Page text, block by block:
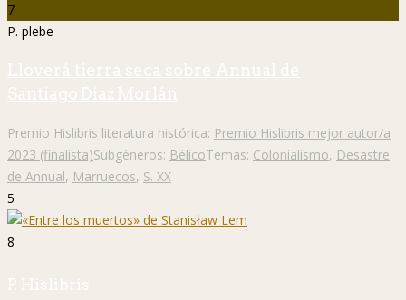
7
P. plebe
Lloverá tierra seca sobre Annual de
Santiago Díaz Morlán
Premio Hislibris literatura histórica: Premio Hislibris mejor autor/a
2023 (finalista)Subgéneros: BélicoTemas: Colonialismo, Desastre
de Annual, Marruecos, S. XX
5
8
P. Hislibris